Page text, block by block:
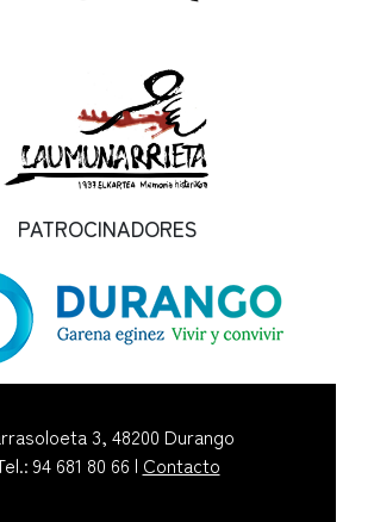
PATROCINADORES
3, 48200 Durango
94 681 80 66 | Contacto